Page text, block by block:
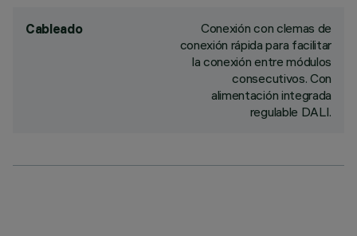
Cableado
Conexión con clemas de
conexión rápida para facilitar
la conexión entre módulos
consecutivos. Con
alimentación integrada
regulable DALI.